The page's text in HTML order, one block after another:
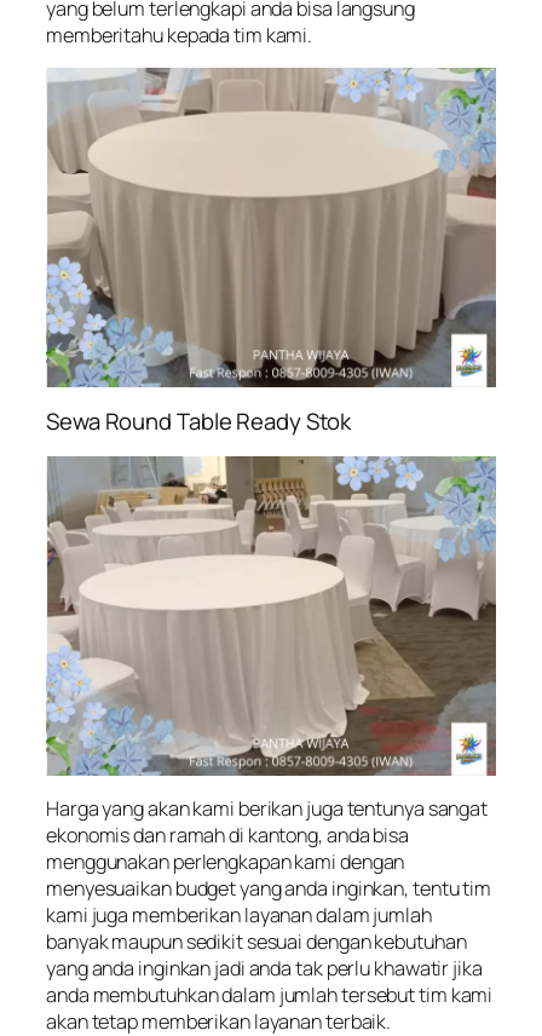
yang belum terlengkapi anda bisa langsung
memberitahu kepada tim kami.
Sewa Round Table Ready Stok
Harga yang akan kami berikan juga tentunya sangat
ekonomis dan ramah di kantong, anda bisa
menggunakan perlengkapan kami dengan
menyesuaikan budget yang anda inginkan, tentu tim
kami juga memberikan layanan dalam jumlah
banyak maupun sedikit sesuai dengan kebutuhan
yang anda inginkan jadi anda tak perlu khawatir jika
anda membutuhkan dalam jumlah tersebut tim kami
akan tetap memberikan layanan terbaik.